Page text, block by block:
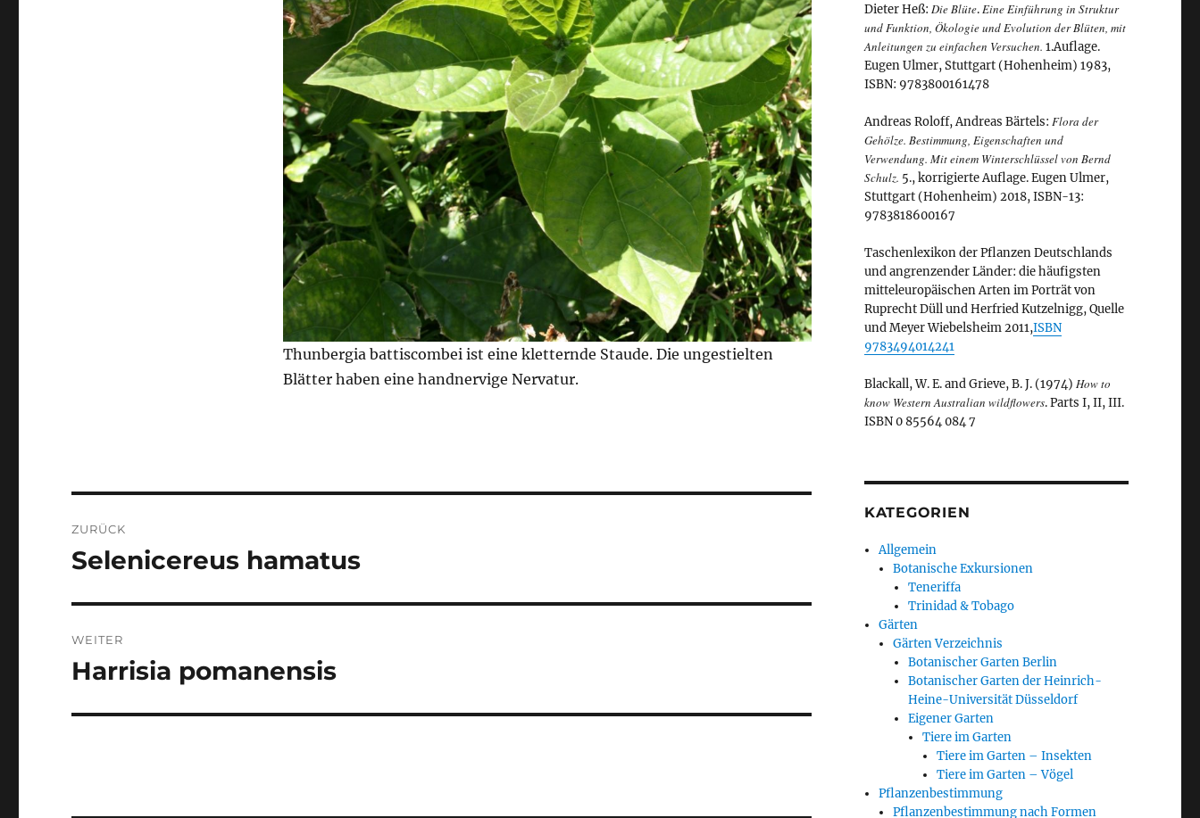
Thunbergia battiscombei ist eine kletternde Staude. Die ungestielten
Blätter haben eine handnervige Nervatur.
ZURÜCK
Vorheriger
Selenicereus hamatus
WEITER
Nächster
Harrisia pomanensis
Dieter Heß: Die Blüte.Eine Einführung in Struktur
und Funktion, Ökologie und Evolution der Blüten, mit
Anleitungen zu einfachen Versuchen. 1.Auflage.
Eugen Ulmer, Stuttgart (Hohenheim) 1983,
ISBN: 9783800161478
Andreas Roloff, Andreas Bärtels: Flora der
Gehölze. Bestimmung, Eigenschaften und
Verwendung. Mit einem Winterschlüssel von Bernd
Schulz. 5., korrigierte Auflage. Eugen Ulmer,
Stuttgart (Hohenheim) 2018, ISBN-13:
9783818600167
Taschenlexikon der Pflanzen Deutschlands
und angrenzender Länder: die häufigsten
mitteleuropäischen Arten im Porträt von
Ruprecht Düll und Herfried Kutzelnigg, Quelle
und Meyer Wiebelsheim 2011,ISBN
9783494014241
Blackall, W. E. and Grieve, B. J. (1974) How to
know Western Australian wildflowers. Parts I, II, III.
ISBN 0 85564 084 7
KATEGORIEN
Allgemein
Botanische Exkursionen
Teneriffa
Trinidad & Tobago
Gärten
Gärten Verzeichnis
Botanischer Garten Berlin
Botanischer Garten der Heinrich-
Heine-Universität Düsseldorf
Eigener Garten
Tiere im Garten
Tiere im Garten – Insekten
Tiere im Garten – Vögel
Pflanzenbestimmung
Pflanzenbestimmung nach Formen